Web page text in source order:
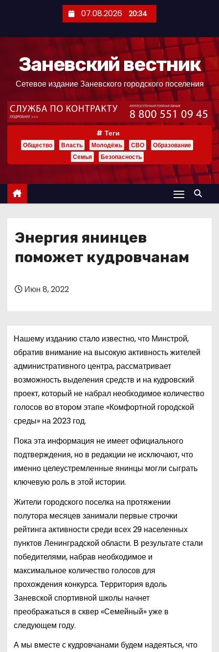
ж
07.08.2026 20:34
Заневский вестник
Сетевое издание Заневского городского поселения
Теги
Общество Власть Молодёжь СВО
Образование
Семья
Безопасность
Энергия янинцев
поможет кудровчанам
Июн 8, 2022
Нашему изданию стало известно, что Минстрой,
обратив внимание на высокую активность жителей
административного центра, рассматривает
возможность выделения средств и на кудровский
проект, который не набрал необходимое количество
голосов во втором этапе «Комфортной городской
среды» на 2023 год.
Пока эта информация не имеет официального
подтверждения, но в редакции не исключают, что
именно целеустремленные янинцы могли сыграть
ключевую роль в этой истории.
Жители городского поселка на протяжении
полутора месяцев занимали первые строчки
рейтинга активности среди всех 29 населенных
пунктов Ленинградской области. В результате стали
победителями, набрав необходимое и
максимальное количество голосов для
прохождения конкурса. Территория вдоль
Заневской спортивной школы начнет
преображаться в сквер «Семейный» уже в
следующем году.
А мы вместе с кудровчанами будем надеяться, что